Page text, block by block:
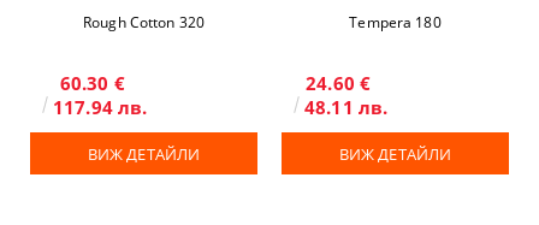
Rough Cotton 320
60.30 €
117.94 лв.
ВИЖ ДЕТАЙЛИ
Tempera 180
24.60 €
48.11 лв.
ВИЖ ДЕТАЙЛИ